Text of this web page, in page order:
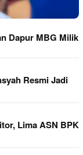
Dapur MBG Milik
Resmi Jadi
Lima ASN BPK